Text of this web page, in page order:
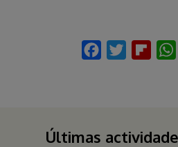
Últimas